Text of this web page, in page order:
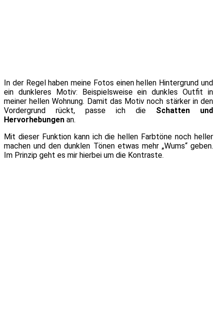
In der Regel haben meine Fotos einen hellen Hintergrund und
ein dunkleres Motiv: Beispielsweise ein dunkles Outfit in
meiner hellen Wohnung. Damit das Motiv noch stärker in den
Vordergrund rückt, passe ich die Schatten und
Hervorhebungen an.
Mit dieser Funktion kann ich die hellen Farbtöne noch heller
machen und den dunklen Tönen etwas mehr „Wums“ geben.
Im Prinzip geht es mir hierbei um die Kontraste.